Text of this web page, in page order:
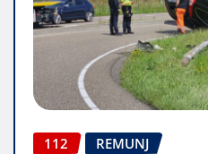
112 REMUNJ